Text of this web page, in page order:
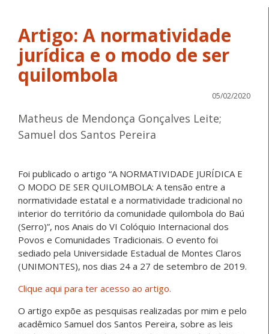
Artigo: A normatividade
jurídica e o modo de ser
quilombola
05/02/2020
Matheus de Mendonça Gonçalves Leite;
Samuel dos Santos Pereira
Foi publicado o artigo “A NORMATIVIDADE JURÍDICA E
O MODO DE SER QUILOMBOLA: A tensão entre a
normatividade estatal e a normatividade tradicional no
interior do território da comunidade quilombola do Baú
(Serro)”, nos Anais do VI Colóquio Internacional dos
Povos e Comunidades Tradicionais. O evento foi
sediado pela Universidade Estadual de Montes Claros
(UNIMONTES), nos dias 24 a 27 de setembro de 2019.
Clique aqui para ter acesso ao artigo.
O artigo expõe as pesquisas realizadas por mim e pelo
acadêmico Samuel dos Santos Pereira, sobre as leis